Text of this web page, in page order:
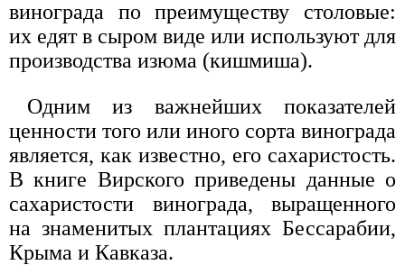
винограда по преимуществу столовые:
их едят в сыром виде или используют для
производства изюма (кишмиша).
Одним из важнейших показателей
ценности того или иного сорта винограда
является, как известно, его сахаристость.
В книге Вирского приведены данные о
сахаристости винограда, выращенного
на знаменитых плантациях Бессарабии,
Крыма и Кавказа.